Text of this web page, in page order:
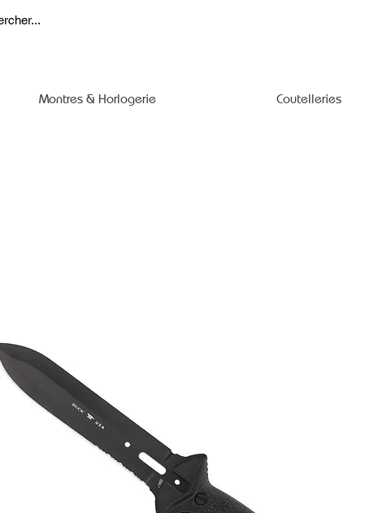
Montres & Horlogerie Coutelleries